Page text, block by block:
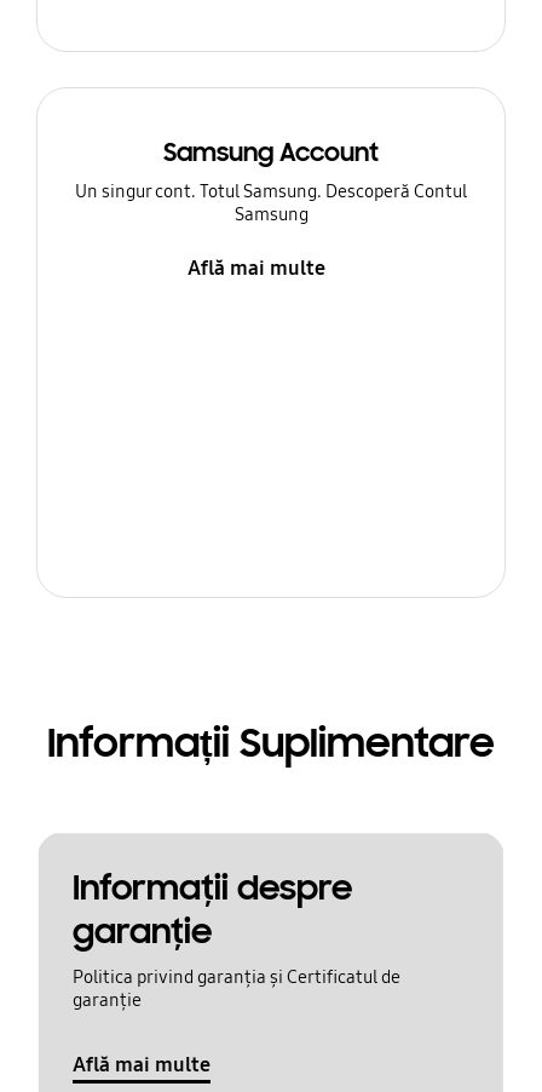
Samsung Account
Un singur cont. Totul Samsung. Descoperă Contul
Samsung
Află mai multe
Informații Suplimentare
Informaţii despre
garanţie
Politica privind garanția și Certificatul de
garanție
Află mai multe